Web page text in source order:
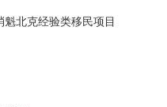
北克经验类移民项目
事务所近期签证移民案件通